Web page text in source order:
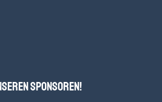
Sponsoren!